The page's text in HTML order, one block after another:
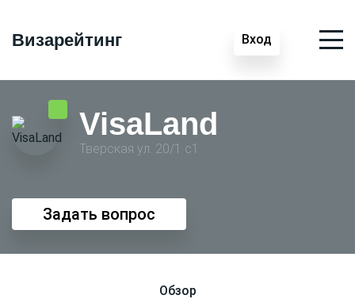
Визарейтинг Вход
VisaLand
Тверская ул. 20/1 с1
Задать вопрос
Обзор